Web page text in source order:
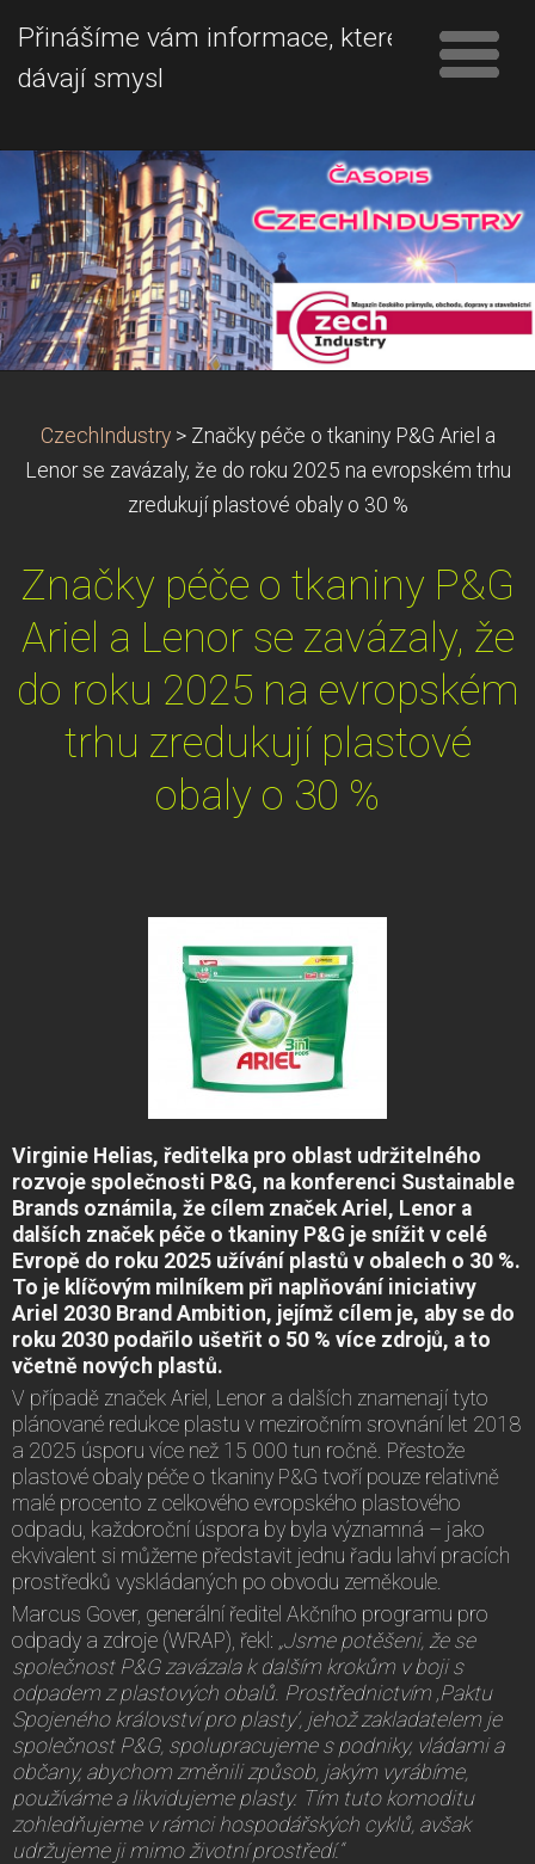
Přinášíme vám informace, které
dávají smysl
CzechIndustry > Značky péče o tkaniny P&G Ariel a
Lenor se zavázaly, že do roku 2025 na evropském trhu
zredukují plastové obaly o 30 %
Značky péče o tkaniny P&G
Ariel a Lenor se zavázaly, že
do roku 2025 na evropském
trhu zredukují plastové
obaly o 30 %
Virginie Helias, ředitelka pro oblast udržitelného
rozvoje společnosti P&G, na konferenci Sustainable
Brands oznámila, že cílem značek Ariel, Lenor a
dalších značek péče o tkaniny P&G je snížit v celé
Evropě do roku 2025 užívání plastů v obalech o 30 %.
To je klíčovým milníkem při naplňování iniciativy
Ariel 2030 Brand Ambition, jejímž cílem je, aby se do
roku 2030 podařilo ušetřit o 50 % více zdrojů, a to
včetně nových plastů.
V případě značek Ariel, Lenor a dalších znamenají tyto
plánované redukce plastu v meziročním srovnání let 2018
a 2025 úsporu více než 15 000 tun ročně. Přestože
plastové obaly péče o tkaniny P&G tvoří pouze relativně
malé procento z celkového evropského plastového
odpadu, každoroční úspora by byla významná – jako
ekvivalent si můžeme představit jednu řadu lahví pracích
prostředků vyskládaných po obvodu zeměkoule.
Marcus Gover, generální ředitel Akčního programu pro
odpady a zdroje (WRAP), řekl: „Jsme potěšeni, že se
společnost P&G zavázala k dalším krokům v boji s
odpadem z plastových obalů. Prostřednictvím ‚Paktu
Spojeného království pro plasty‘, jehož zakladatelem je
společnost P&G, spolupracujeme s podniky, vládami a
občany, abychom změnili způsob, jakým vyrábíme,
používáme a likvidujeme plasty. Tím tuto komoditu
zohledňujeme v rámci hospodářských cyklů, avšak
udržujeme ji mimo životní prostředí.“